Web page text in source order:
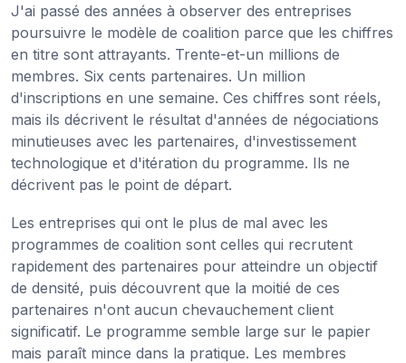
J'ai passé des années à observer des entreprises
poursuivre le modèle de coalition parce que les chiffres
en titre sont attrayants. Trente-et-un millions de
membres. Six cents partenaires. Un million
d'inscriptions en une semaine. Ces chiffres sont réels,
mais ils décrivent le résultat d'années de négociations
minutieuses avec les partenaires, d'investissement
technologique et d'itération du programme. Ils ne
décrivent pas le point de départ.
Les entreprises qui ont le plus de mal avec les
programmes de coalition sont celles qui recrutent
rapidement des partenaires pour atteindre un objectif
de densité, puis découvrent que la moitié de ces
partenaires n'ont aucun chevauchement client
significatif. Le programme semble large sur le papier
mais paraît mince dans la pratique. Les membres